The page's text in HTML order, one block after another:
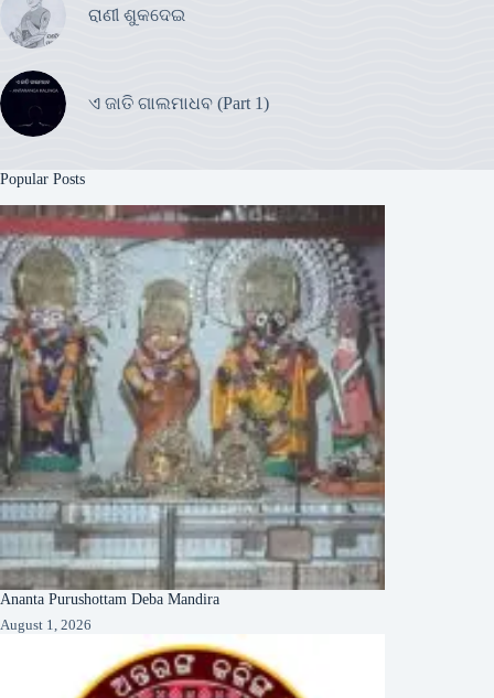
ରାଣୀ ଶୁକଦେଇ
ଏ ଜାତି ଗାଲମାଧବ (Part 1)
Popular Posts
Ananta Purushottam Deba Mandira
August 1, 2026